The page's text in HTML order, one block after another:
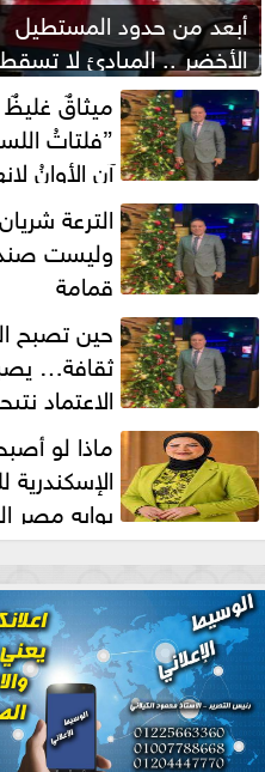
أبعد من حدود المستطيل
الأخضر .. المبادئ لا تسقط
بصفارة الحكم ميثاقٌ
”فلتاتُ
آن الأوانُ
فوضى الطلاق الشفهي!
الترعة
وليست
قمامة
حين تصبح
ثقافة…
الاعتماد
طبيعية
ماذا لو
الإسكندرية
بوابه مصر
للتجارة العالمية بقلم د...